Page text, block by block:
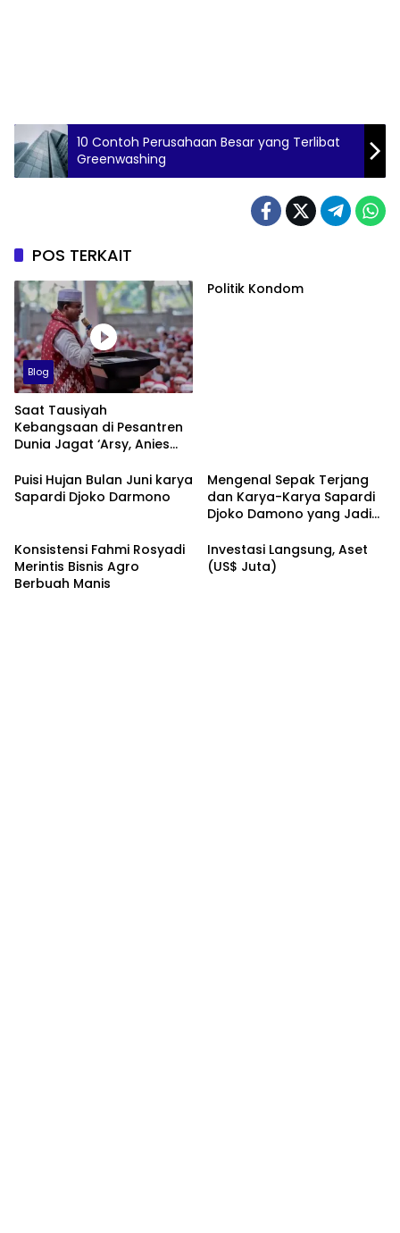
10 Contoh Perusahaan Besar yang Terlibat
Greenwashing
POS TERKAIT
Blog
Saat Tausiyah
Kebangsaan di Pesantren
Dunia Jagat ‘Arsy, Anies
Dukungan dari Abah Aos
Politik Kondom
Puisi Hujan Bulan Juni karya
Sapardi Djoko Darmono
Mengenal Sepak Terjang
dan Karya-Karya Sapardi
Djoko Damono yang Jadi
Konsistensi Fahmi Rosyadi
Merintis Bisnis Agro
Berbuah Manis
Investasi Langsung, Aset
(US$ Juta)